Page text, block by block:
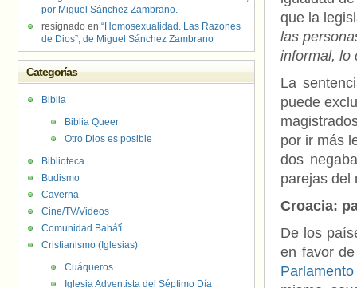
que la
las
informal, lo
La
puede
por ir más
dos
parejas del
Croacia:
De los
en favor
por Miguel Sánchez Zambrano.
resignado en “Homosexualidad. Las Razones
de Dios”, de Miguel Sánchez Zambrano
Categorías
Biblia
Biblia Queer
Otro Dios es posible
Biblioteca
Budismo
Caverna
Cine/TV/Videos
Comunidad Bahá'í
Cristianismo (Iglesias)
Cuáqueros
Iglesia Adventista del Séptimo Día